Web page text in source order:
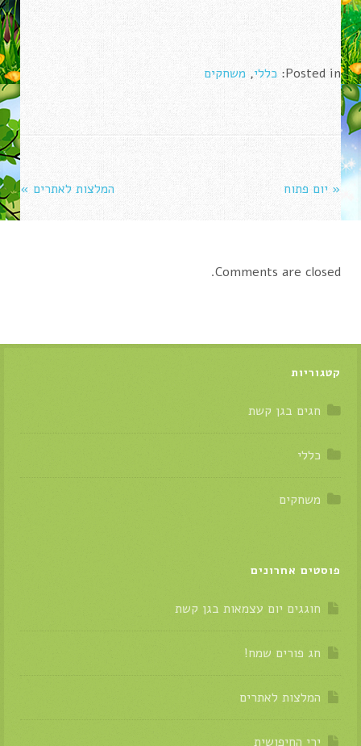
Posted in: כללי, משחקים
Post
navigation
«יום פתוח המלצות לאתרים »
Comments are closed.
קטגוריות
חגים בגן קשת
כללי
משחקים
פוסטים אחרונים
חוגגים יום עצמאות בגן קשת
חג פורים שמח!
המלצות לאתרים
ירי החיפושית